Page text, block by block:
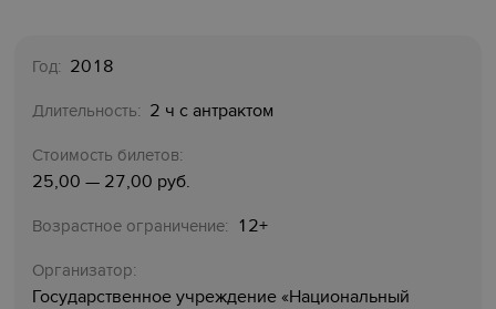
Год: 2018
Длительность: 2 ч с антрактом
Стоимость билетов:
25,00 — 27,00 руб.
Возрастное ограничение: 12+
Организатор:
Государственное учреждение «Национальный